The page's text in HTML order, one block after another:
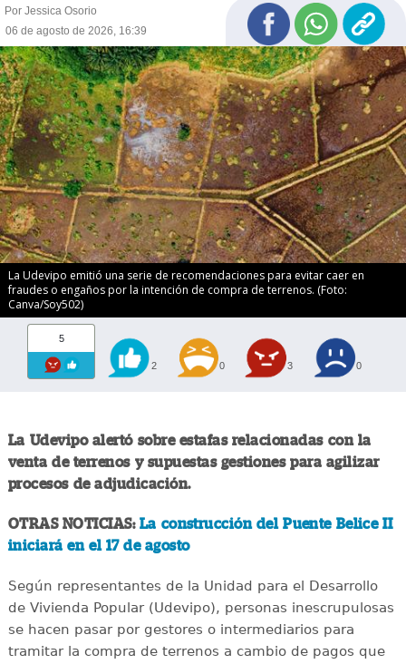
Por Jessica Osorio
06 de agosto de 2026, 16:39
La Udevipo emitió una serie de recomendaciones para evitar caer en
fraudes o engaños por la intención de compra de terrenos. (Foto:
Canva/Soy502)
5
2 0 3 0
La Udevipo alertó sobre estafas relacionadas con la
venta de terrenos y supuestas gestiones para agilizar
procesos de adjudicación.
OTRAS NOTICIAS: La construcción del Puente Belice II
iniciará en el 17 de agosto
Según representantes de la Unidad para el Desarrollo
de Vivienda Popular (Udevipo), personas inescrupulosas
se hacen pasar por gestores o intermediarios para
tramitar la compra de terrenos a cambio de pagos que